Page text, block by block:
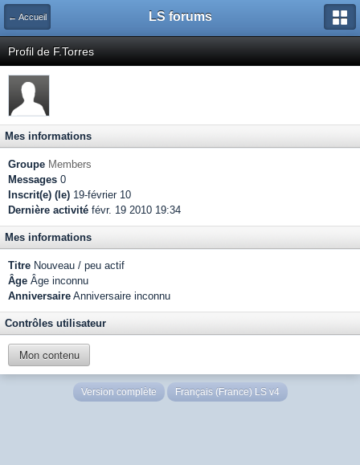
← Accueil LS forums
Profil de F.Torres
Mes informations
Groupe Members
Messages 0
Inscrit(e) (le) 19-février 10
Dernière activité févr. 19 2010 19:34
Mes informations
Titre Nouveau / peu actif
Âge Âge inconnu
Anniversaire Anniversaire inconnu
Contrôles utilisateur
Mon contenu
Version complète Français (France) LS v4